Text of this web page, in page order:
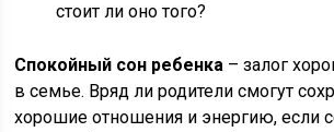
стоит ли оно того?
Спокойный сон ребенка – залог
в семье. Вряд ли родители смогут
хорошие отношения и энергию, если